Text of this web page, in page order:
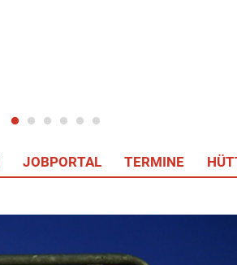
JOBPORTAL TERMINE